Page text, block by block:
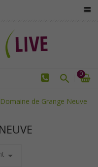
0
Domaine de Grange Neuve
arrow_drop_down